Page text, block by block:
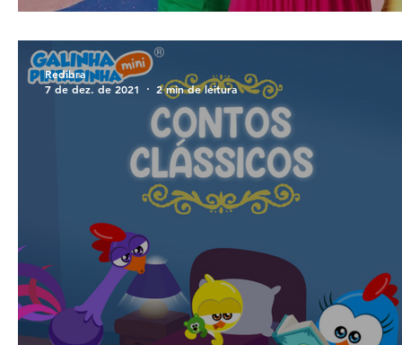
Redibra
7 de dez. de 2021
2 min de leitura